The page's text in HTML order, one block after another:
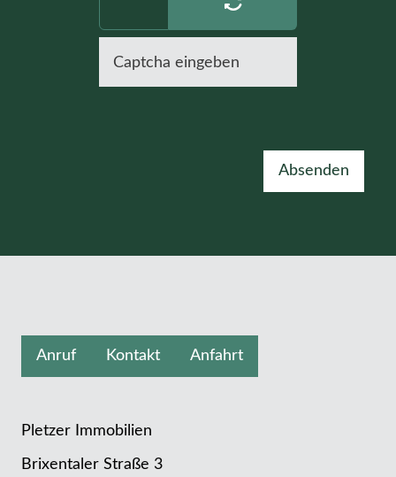
Absenden
Anruf Kontakt Anfahrt
Pletzer Immobilien
Brixentaler Straße 3